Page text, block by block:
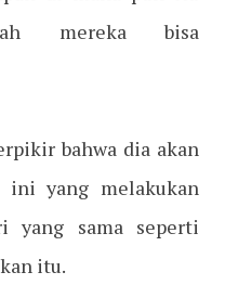
mereka bisa
bahwa dia akan
ini yang melakukan
yang sama seperti
itu.